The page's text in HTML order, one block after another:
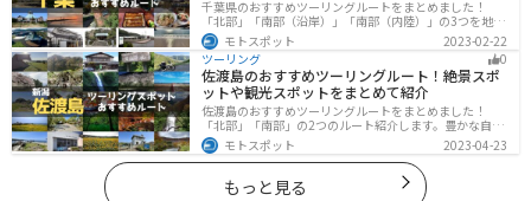
千葉県のおすすめツーリングルートをまとめました！
「北部」「南部（沿岸）」「南部（内陸）」の3つを地域
別で紹介します！千葉は首都圏からのアクセスも良く、
海と山どちらも堪能できるのでツーリングには最適な場
所です。
モトスポット
2023-02-22
ツーリング
0
佐渡島のおすすめツーリングルート！絶景スポ
ットや観光スポットをまとめて紹介
佐渡島のおすすめツーリングルートをまとめました！
「北部」「南部」の2つのルート紹介します。豊かな自然
と歴史的なスポット、トキなどの貴重な動物を見られる
スポットが多数あります。バイクで佐渡島にツーリング
に行く際は参考にしてください。
モトスポット 2023-04-23
もっと見る